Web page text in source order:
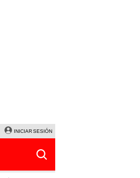
CORTE DE LUZ VIERNES 7 DE AGOSTO
INICIAR SESIÓN